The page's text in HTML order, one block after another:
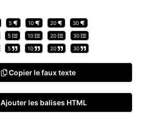
5 10 20 30
5 10 20 30
5 10 20 30
Copier le faux texte
Ajouter les balises HTML